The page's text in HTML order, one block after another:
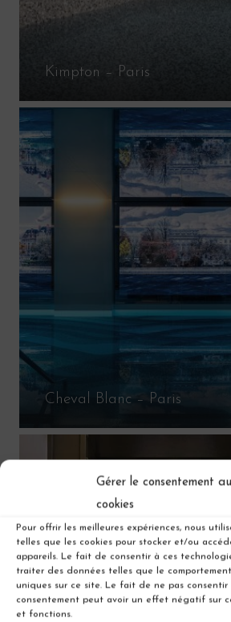
Gérer le consentement
cookies
Pour offrir les meilleures expériences, nous
telles que les cookies pour stocker et/ou
appareils. Le fait de consentir à ces
traiter des données telles que le
uniques sur ce site. Le fait de ne pas consentir
consentement peut avoir un effet négatif sur
et fonctions.
Kimpton – Paris
Cheval Blanc – Paris